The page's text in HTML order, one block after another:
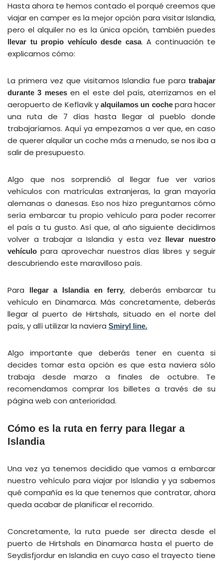
Hasta ahora te hemos contado el porqué creemos que
viajar en camper es la mejor opción para visitar Islandia,
pero el alquiler no es la única opción, también puedes
llevar tu propio vehículo desde casa. A continuación te
explicamos cómo:
La primera vez que visitamos Islandia fue para trabajar
durante 3 mesesen el este del país, aterrizamos en el
aeropuerto de Keflavik y alquilamos un cochepara hacer
una ruta de 7 días hasta llegar al pueblo donde
trabajaríamos. Aquí ya empezamos a ver que, en caso
de querer alquilar un coche más a menudo, se nos iba a
salir de presupuesto.
Algo que nos sorprendió al llegar fue ver varios
vehículos con matrículas extranjeras, la gran mayoría
alemanas o danesas. Eso nos hizo preguntarnos cómo
sería embarcar tu propio vehículo para poder recorrer
el país a tu gusto. Así que, al año siguiente decidimos
volver a trabajar a Islandia y esta vez llevar nuestro
vehículo para aprovechar nuestros días libres y seguir
descubriendo este maravilloso país.
Para llegar a Islandia en ferry, deberás embarcar tu
vehículo en Dinamarca. Más concretamente, deberás
llegar al puerto de Hirtshals, situado en el norte del
país, y allí utilizar la naviera Smiryl line.
Algo importante que deberás tener en cuenta si
decides tomar esta opción es que esta naviera sólo
trabaja desde marzo a finales de octubre. Te
recomendamos comprar los billetes a través de su
página web con anterioridad.
Cómo es la ruta en ferry para llegar a
Islandia
Una vez ya tenemos decidido que vamos a embarcar
nuestro vehículo para viajar por Islandia y ya sabemos
qué compañía es la que tenemos que contratar, ahora
queda acabar de planificar el recorrido.
Concretamente, la ruta puede ser directa desde el
puerto de Hirtshals en Dinamarca hasta el puerto de
Seydisfjordur en Islandia en cuyo caso el trayecto tiene